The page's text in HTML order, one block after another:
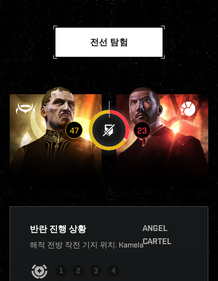
전선 탐험
47 23
반란 진행 상황
해적 전방 작전 기지 위치: Kamela
1 2 3
4
ANGEL
CARTEL